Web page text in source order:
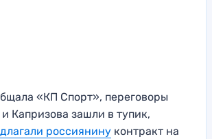
«КП Спорт», переговоры
Капризова зашли в тупик,
россиянину контракт на